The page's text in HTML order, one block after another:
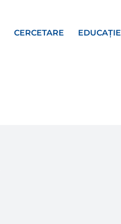
CERCETARE EDUCAȚIE